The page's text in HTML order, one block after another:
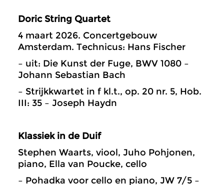
Doric String Quartet
4 maart 2026. Concertgebouw
Amsterdam. Technicus: Hans Fischer
– uit: Die Kunst der Fuge, BWV 1080 –
Johann Sebastian Bach
– Strijkkwartet in f kl.t., op. 20 nr. 5, Hob.
III: 35 – Joseph Haydn
Klassiek in de Duif
Stephen Waarts, viool, Juho Pohjonen,
piano, Ella van Poucke, cello
– Pohadka voor cello en piano, JW 7/5 –